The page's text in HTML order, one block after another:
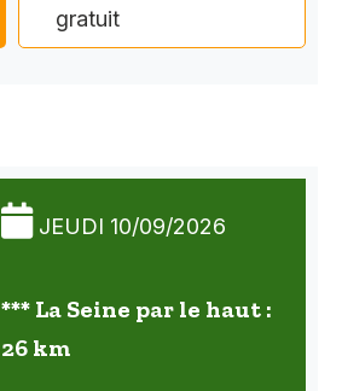
gratuit
JEUDI 10/09/2026
*** La Seine par le haut :
26 km